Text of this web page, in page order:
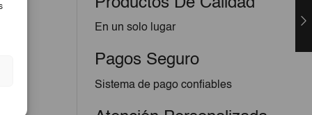
En un solo lugar
Pagos Seguro
Sistema de pago confiables